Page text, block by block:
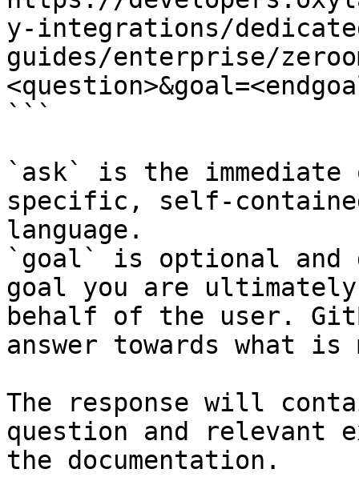
y-integrations/
guides/enterprise/
```
`ask` is the
specific, self-
language.
`goal` is optional and
goal you are
behalf of the user.
answer towards what
The response will
question and relevant
the documentation.